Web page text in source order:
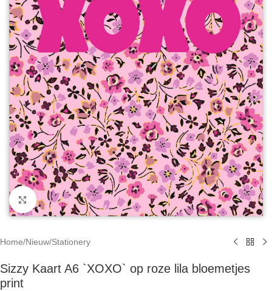
Click to enlarge
Home/Nieuw/Stationery
Sizzy Kaart A6 `XOXO` op roze lila bloemetjes
print